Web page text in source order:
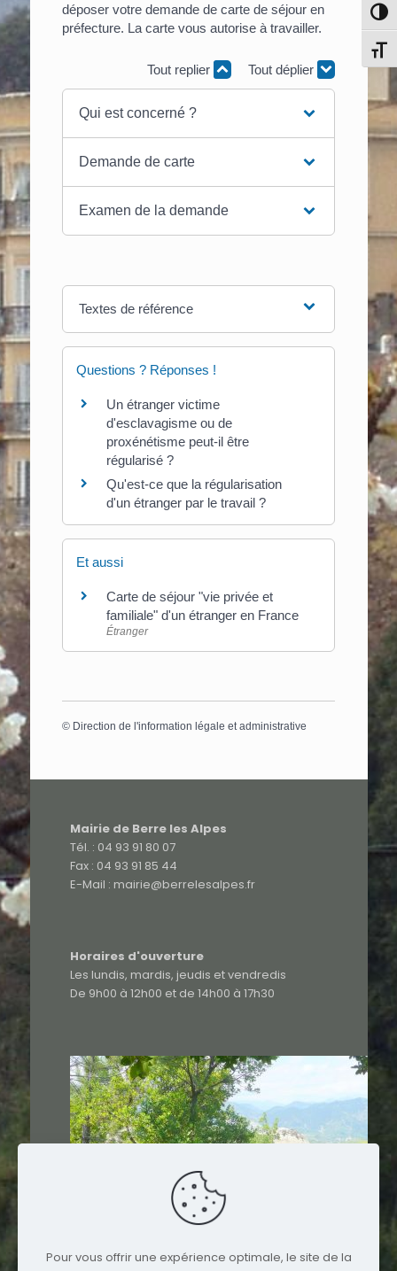
déposer votre demande de carte de séjour en
préfecture. La carte vous autorise à travailler.
Tout replier Tout déplier
Qui est concerné ?
Demande de carte
Examen de la demande
Textes de référence
Questions ? Réponses !
Un étranger victime
d'esclavagisme ou de
proxénétisme peut-il être
régularisé ?
Qu'est-ce que la régularisation
d'un étranger par le travail ?
Et aussi
Carte de séjour "vie privée et
familiale" d'un étranger en France
Étranger
© Direction de l'information légale et administrative
Mairie de Berre les Alpes
Tél. : 04 93 91 80 07
Fax : 04 93 91 85 44
E-Mail : mairie@berrelesalpes.fr
Horaires d'ouverture
Les lundis, mardis, jeudis et vendredis
De 9h00 à 12h00 et de 14h00 à 17h30
Pour vous offrir une expérience optimale, le site de la